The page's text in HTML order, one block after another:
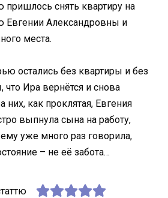
снять квартиру на
Евгении Александровны и
места.
остались без квартиры и без
Ира вернётся и снова
них, как проклятая, Евгения
выпнула сына на работу,
уже много раз говорила,
– не её забота…